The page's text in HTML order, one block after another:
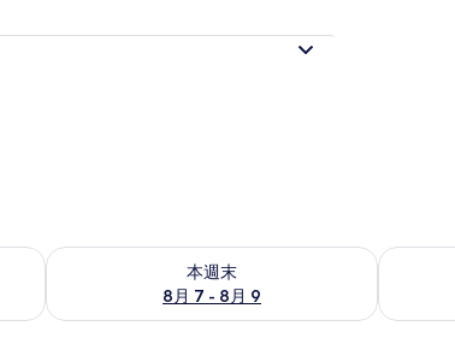
本週末
8月 7 - 8月 9
查看本週末 (8月 7 - 8月 9) 的供應情況 查看下